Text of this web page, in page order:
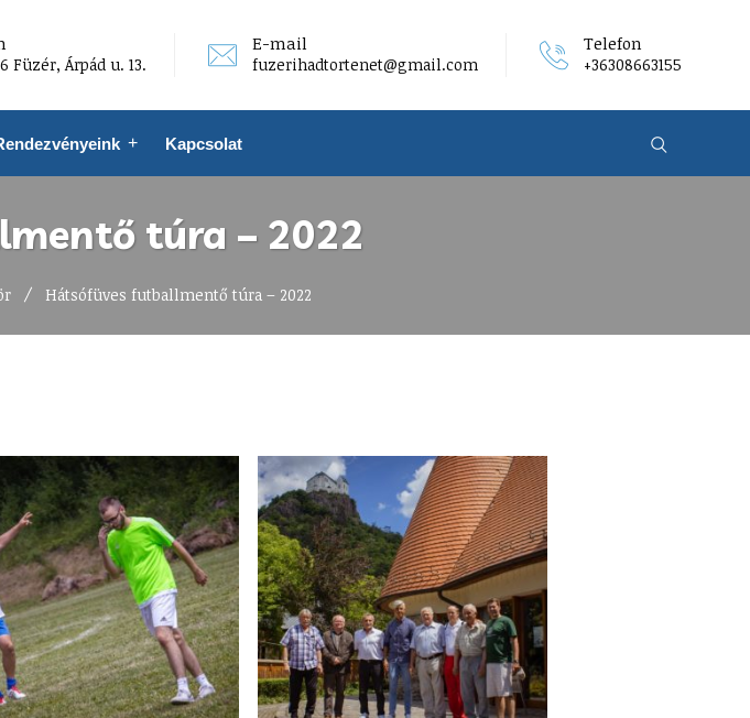
Füzér, Árpád u. 13.
E-mail
fuzerihadtortenet@gmail.com
Telefon
+36308663155
Kapcsolat
túra – 2022
Hátsófüves futballmentő túra – 2022